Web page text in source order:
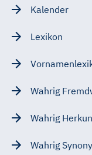
Kalender
Lexikon
Wahrig
Wahrig
Wahrig